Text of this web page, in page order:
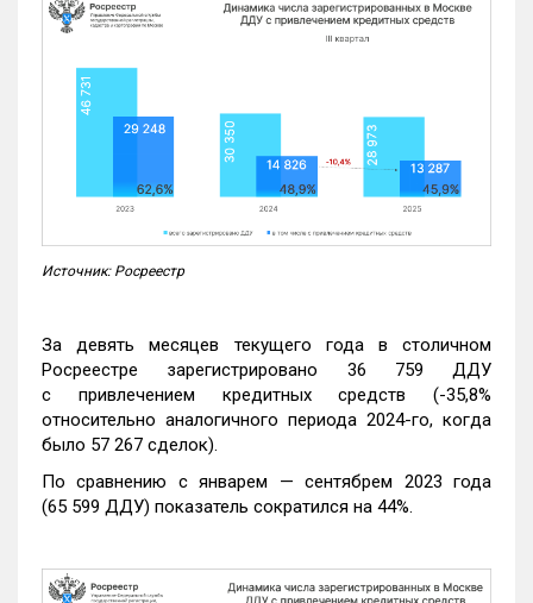
Источник: Росреестр
За девять месяцев текущего года в столичном
Росреестре зарегистрировано 36 759 ДДУ
с привлечением кредитных средств (-35,8%
относительно аналогичного периода 2024-го, когда
было 57 267 сделок).
По сравнению с январем — сентябрем 2023 года
(65 599 ДДУ) показатель сократился на 44%.